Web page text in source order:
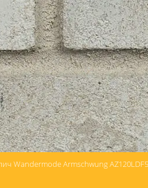
Wandermode Armschwung